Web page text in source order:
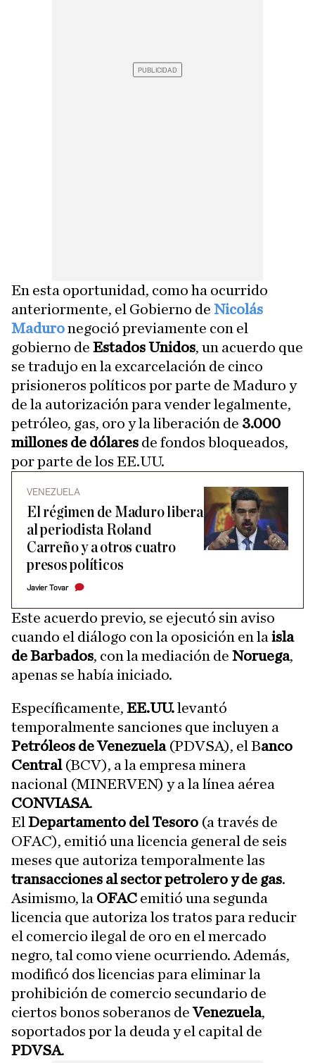
En esta oportunidad, como ha ocurrido
anteriormente, el Gobierno de Nicolás
Maduronegoció previamente con el
gobierno de Estados Unidos, un acuerdo que
se tradujo en la excarcelación de cinco
prisioneros políticos por parte de Maduro y
de la autorización para vender legalmente,
petróleo, gas, oro y la liberación de 3.000
millones de dólares de fondos bloqueados,
por parte de los EE.UU.
VENEZUELA
El régimen de Maduro libera
al periodista Roland
Carreño y a otros cuatro
presos políticos
Javier Tovar
Este acuerdo previo, se ejecutó sin aviso
cuando el diálogo con la oposición en la isla
de Barbados, con la mediación de Noruega,
apenas se había iniciado.
Específicamente, EE.UU.levantó
temporalmente sanciones que incluyen a
Petróleos de Venezuela(PDVSA), el Banco
Central(BCV), a la empresa minera
nacional (MINERVEN) y a la línea aérea
CONVIASA.
El Departamento del Tesoro (a través de
OFAC), emitió una licencia general de seis
meses que autoriza temporalmente las
transacciones al sector petrolero y de gas.
Asimismo, la OFAC emitió una segunda
licencia que autoriza los tratos para reducir
el comercio ilegal de oro en el mercado
negro, tal como viene ocurriendo. Además,
modificó dos licencias para eliminar la
prohibición de comercio secundario de
ciertos bonos soberanos deVenezuela,
soportados por la deuda y el capital de
PDVSA.